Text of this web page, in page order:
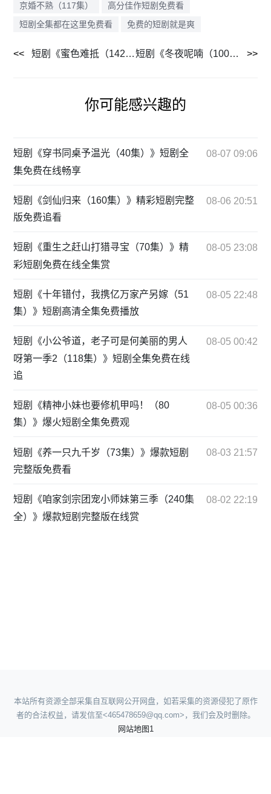
京婚不熟（117集）
高分佳作短剧免费看
短剧全集都在这里免费看
免费的短剧就是爽
短剧《蜜色难抵（142集）》爱奇艺平台全集享 短剧《冬夜呢喃（100集）》一剧到底看个爽
你可能感兴趣的
短剧《穿书同桌予温光（40集）》短剧全
集免费在线畅享
08-07 09:06
短剧《剑仙归来（160集）》精彩短剧完整
版免费追看
08-06 20:51
短剧《重生之赶山打猎寻宝（70集）》精
彩短剧免费在线全集赏
08-05 23:08
短剧《十年错付，我携亿万家产另嫁（51
集）》短剧高清全集免费播放
08-05 22:48
短剧《小公爷道，老子可是何美丽的男人
呀第一季2（118集）》短剧全集免费在线
追
08-05 00:42
短剧《精神小妹也要修机甲吗！（80
集）》爆火短剧全集免费观
08-05 00:36
短剧《养一只九千岁（73集）》爆款短剧
完整版免费看
08-03 21:57
短剧《咱家剑宗团宠小师妹第三季（240集
全）》爆款短剧完整版在线赏
08-02 22:19
本站所有资源全部采集自互联网公开网盘，如若采集的资源侵犯了原作
者的合法权益，请发信至<465478659@qq.com>，我们会及时删除。
网站地图1